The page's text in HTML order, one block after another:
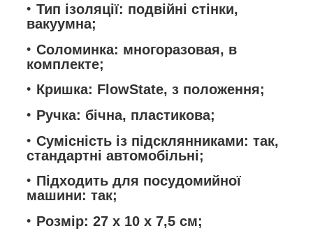
Тип ізоляції: подвійні стінки,
вакуумна;
Соломинка: многоразовая, в
комплекте;
Кришка: FlowState, з положення;
Ручка: бічна, пластикова;
Сумісність із підсклянниками: так,
стандартні автомобільні;
Підходить для посудомийної
машини: так;
Розмір: 27 х 10 х 7,5 см;